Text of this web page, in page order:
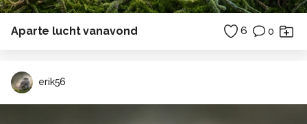
Aparte lucht vanavond 6 0
erik56